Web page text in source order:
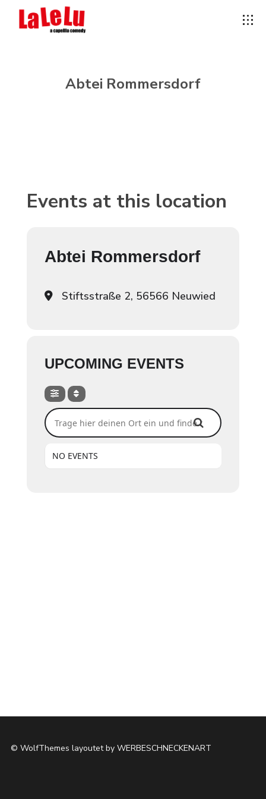
Abtei Rommersdorf
Events at this location
Abtei Rommersdorf
Stiftsstraße 2, 56566 Neuwied
UPCOMING EVENTS
Trage hier deinen Ort ein und finde heraus, ob wir
NO EVENTS
© WolfThemes layoutet by WERBESCHNECKENART